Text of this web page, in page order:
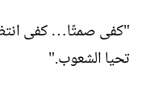
"كفى صمتًا… كفى
تحيا الشعوب."